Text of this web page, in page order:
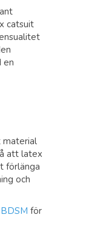
catsuit
en
material
att latex
förlänga
och
för